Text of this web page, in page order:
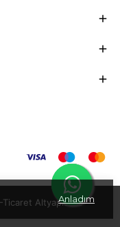
Anladım
Ticaret Altyapısı ile